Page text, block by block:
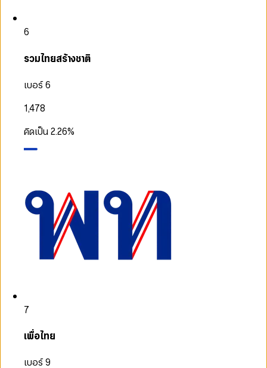
6
รวมไทยสร้างชาติ
เบอร์ 6
1,478
คิดเป็น2.26%
7
เพื่อไทย
เบอร์ 9